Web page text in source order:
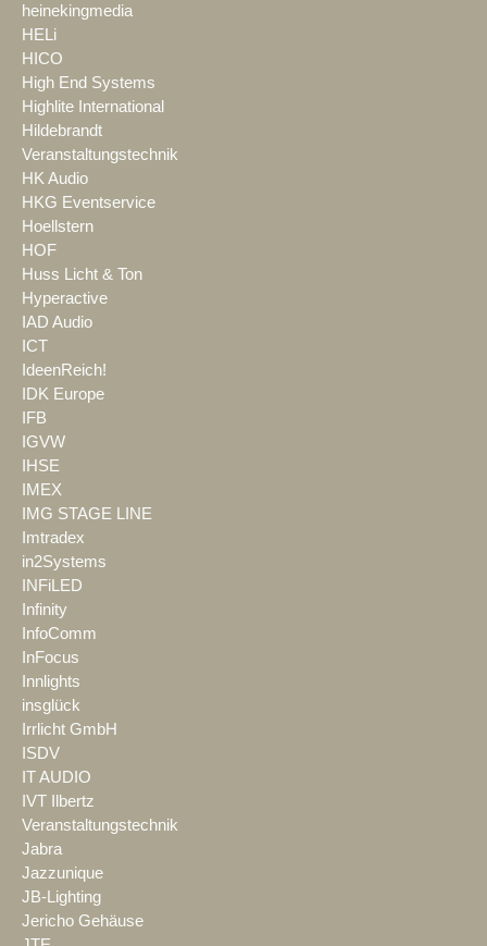
heinekingmedia
HELi
HICO
High End Systems
Highlite International
Hildebrandt
Veranstaltungstechnik
HK Audio
HKG Eventservice
Hoellstern
HOF
Huss Licht & Ton
Hyperactive
IAD Audio
ICT
IdeenReich!
IDK Europe
IFB
IGVW
IHSE
IMEX
IMG STAGE LINE
Imtradex
in2Systems
INFiLED
Infinity
InfoComm
InFocus
Innlights
insglück
Irrlicht GmbH
ISDV
IT AUDIO
IVT Ilbertz
Veranstaltungstechnik
Jabra
Jazzunique
JB-Lighting
Jericho Gehäuse